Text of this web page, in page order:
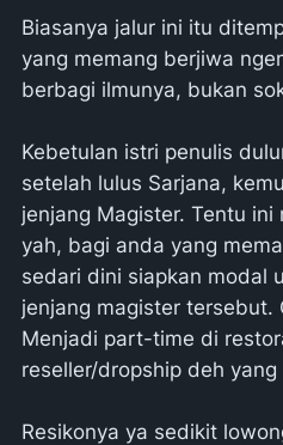
Biasanya jalur ini itu
yang memang berjiwa
berbagi ilmunya, bukan
Kebetulan istri penulis
setelah lulus Sarjana,
jenjang Magister. Tentu
yah, bagi anda yang
sedari dini siapkan modal
jenjang magister tersebut.
Menjadi part-time di
reseller/dropship deh
Resikonya ya sedikit